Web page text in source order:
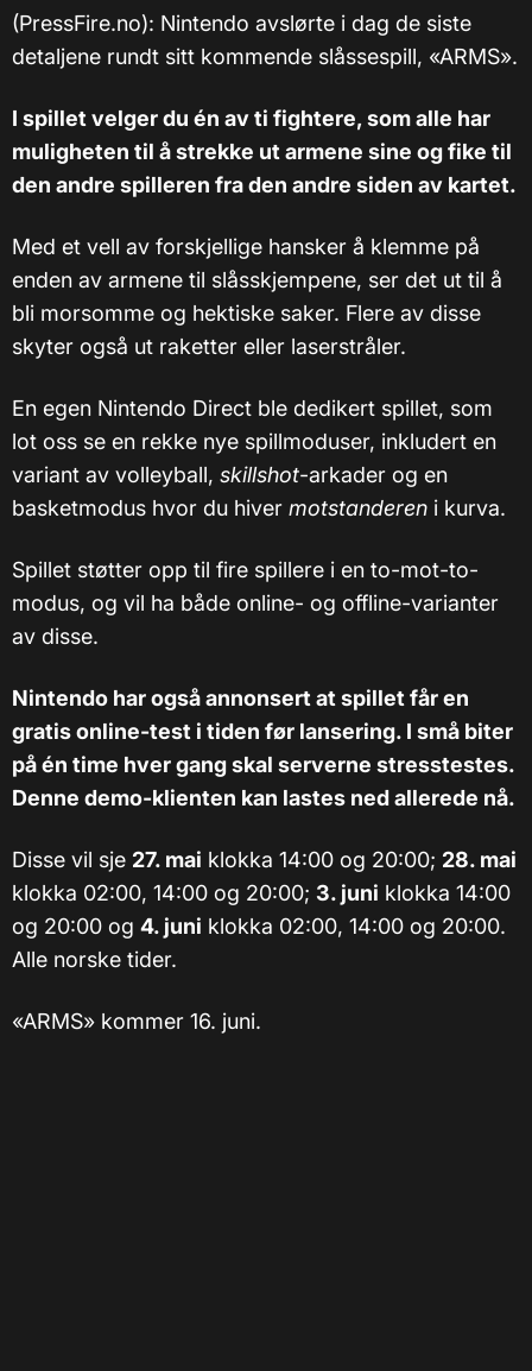
(PressFire.no): Nintendo avslørte i dag de siste
detaljene rundt sitt kommende slåssespill, «ARMS».
I spillet velger du én av ti fightere, som alle har
muligheten til å strekke ut armene sine og fike til
den andre spilleren fra den andre siden av kartet.
Med et vell av forskjellige hansker å klemme på
enden av armene til slåsskjempene, ser det ut til å
bli morsomme og hektiske saker. Flere av disse
skyter også ut raketter eller laserstråler.
En egen Nintendo Direct ble dedikert spillet, som
lot oss se en rekke nye spillmoduser, inkludert en
variant av volleyball, skillshot-arkader og en
basketmodus hvor du hiver motstanderen i kurva.
Spillet støtter opp til fire spillere i en to-mot-to-
modus, og vil ha både online- og offline-varianter
av disse.
Nintendo har også annonsert at spillet får en
gratis online-test i tiden før lansering. I små biter
på én time hver gang skal serverne stresstestes.
Denne demo-klienten kan lastes ned allerede nå.
Disse vil sje 27. mai klokka 14:00 og 20:00; 28. mai
klokka 02:00, 14:00 og 20:00; 3. juni klokka 14:00
og 20:00 og 4. juni klokka 02:00, 14:00 og 20:00.
Alle norske tider.
«ARMS» kommer 16. juni.